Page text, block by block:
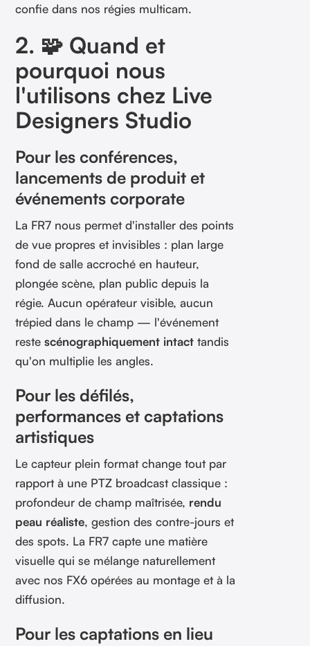
confie dans nos régies multicam.
2. 🧩 Quand et
pourquoi nous
l'utilisons chez Live
Designers Studio
Pour les conférences,
lancements de produit et
événements corporate
La FR7 nous permet d'installer des points
de vue propres et invisibles : plan large
fond de salle accroché en hauteur,
plongée scène, plan public depuis la
régie. Aucun opérateur visible, aucun
trépied dans le champ — l'événement
restescénographiquement intact tandis
qu'on multiplie les angles.
Pour les défilés,
performances et captations
artistiques
Le capteur plein format change tout par
rapport à une PTZ broadcast classique :
profondeur de champ maîtrisée, rendu
peau réaliste, gestion des contre-jours et
des spots. La FR7 capte une matière
visuelle qui se mélange naturellement
avec nos FX6 opérées au montage et à la
diffusion.
Pour les captations en lieu